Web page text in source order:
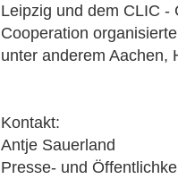
Leipzig und dem CLIC -
Cooperation
unter anderem Aachen,
Kontakt:
Antje Sauerland
Presse- und